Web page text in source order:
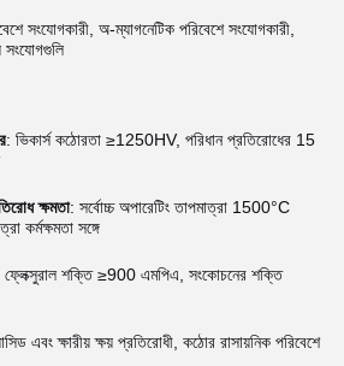
সংযোগকারী, অ-ম্যাগনেটিক পরিবেশে সংযোগকারী,
সংযোগগুলি
: ভিকার্স কঠোরতা ≥1250HV, পরিধান প্রতিরোধের 15
ক্ষমতা: সর্বোচ্চ অপারেটিং তাপমাত্রা 1500°C
কর্মক্ষমতা সঙ্গে
ফ্লেক্সুরাল শক্তি ≥900 এমপিএ, সংকোচনের শক্তি
এবং ক্ষারীয় ক্ষয় প্রতিরোধী, কঠোর রাসায়নিক পরিবেশে